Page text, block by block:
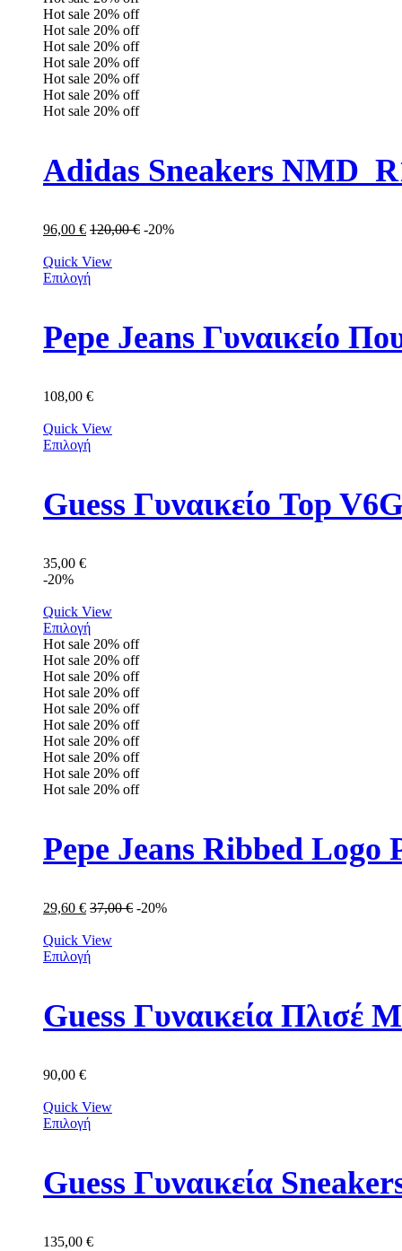
Hot sale 20% off
Hot sale 20% off
Hot sale 20% off
Hot sale 20% off
Hot sale 20% off
Hot sale 20% off
Hot sale 20% off
Adidas Sneakers
96,00 € 120,00€ -20%
Quick View
Επιλογή
Pepe Jeans Γυναικείο
108,00 €
Quick View
Επιλογή
Guess Γυναικείο Top
35,00 €
-20%
Quick View
Επιλογή
Hot sale 20% off
Hot sale 20% off
Hot sale 20% off
Hot sale 20% off
Hot sale 20% off
Hot sale 20% off
Hot sale 20% off
Hot sale 20% off
Hot sale 20% off
Hot sale 20% off
Pepe Jeans Ribbed
29,60 € 37,00€ -20%
Quick View
Επιλογή
Guess Γυναικεία
90,00 €
Quick View
Επιλογή
Guess Γυναικεία
135,00 €